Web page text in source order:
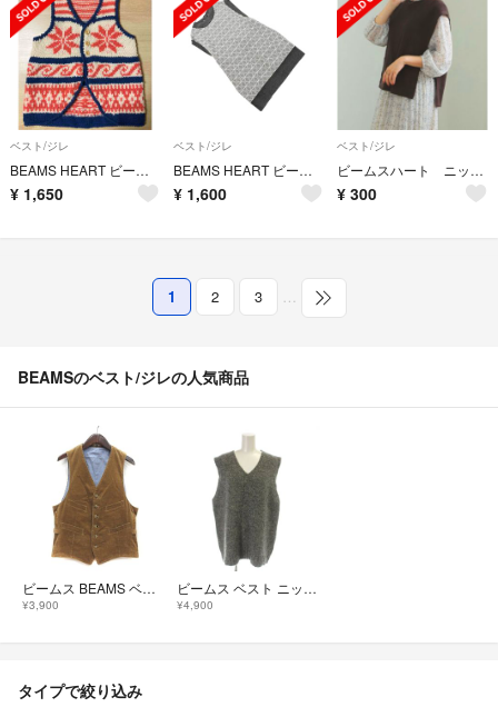
ベスト/ジレ
BEAMS HEART ビームスハート ニットベスト、カウチンベスト
¥ 1,650
ベスト/ジレ
BEAMS HEART ビームスハート ジャガード ニット ベスト グレー ◇■ レディース
¥ 1,600
ベスト/ジレ
ビームスハート ニットベスト 毛羽立ちあり
¥ 300
1 2 3 …
BEAMSのベスト/ジレの人気商品
ビームス BEAMS ベスト コーデュロイ 前開き 総裏地 S ベージュ
¥3,900
ビームス ベスト ニット ウール L グレー Vネック ノースリーブ /AP
¥4,900
タイプで絞り込み